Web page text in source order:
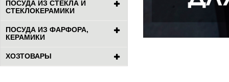
ПОСУДА ИЗ СТЕКЛА И
СТЕКЛОКЕРАМИКИ
ПОСУДА ИЗ ФАРФОРА,
КЕРАМИКИ
ХОЗТОВАРЫ